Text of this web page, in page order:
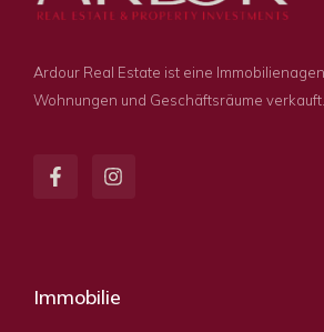
Ardour Real Estate ist eine
Wohnungen und Geschäftsräume verkauft.
Immobilie